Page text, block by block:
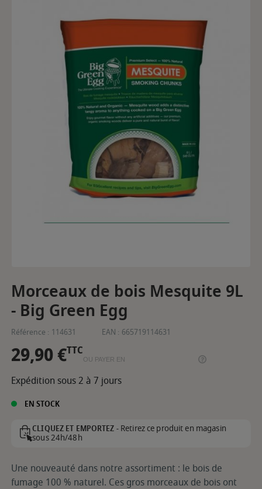
Morceaux de bois Mesquite 9L
- Big Green Egg
Référence : 114631 EAN : 665719114631
29,90 €TTC
OU PAYER EN
Expédition sous 2 à 7 jours
EN STOCK
CLIQUEZ ET EMPORTEZ -Retirez ce produit en magasin
sous 24h/48h
Une nouveauté dans notre assortiment : le bois de
fumage 100 % naturel. Ces gros morceaux de bois ont